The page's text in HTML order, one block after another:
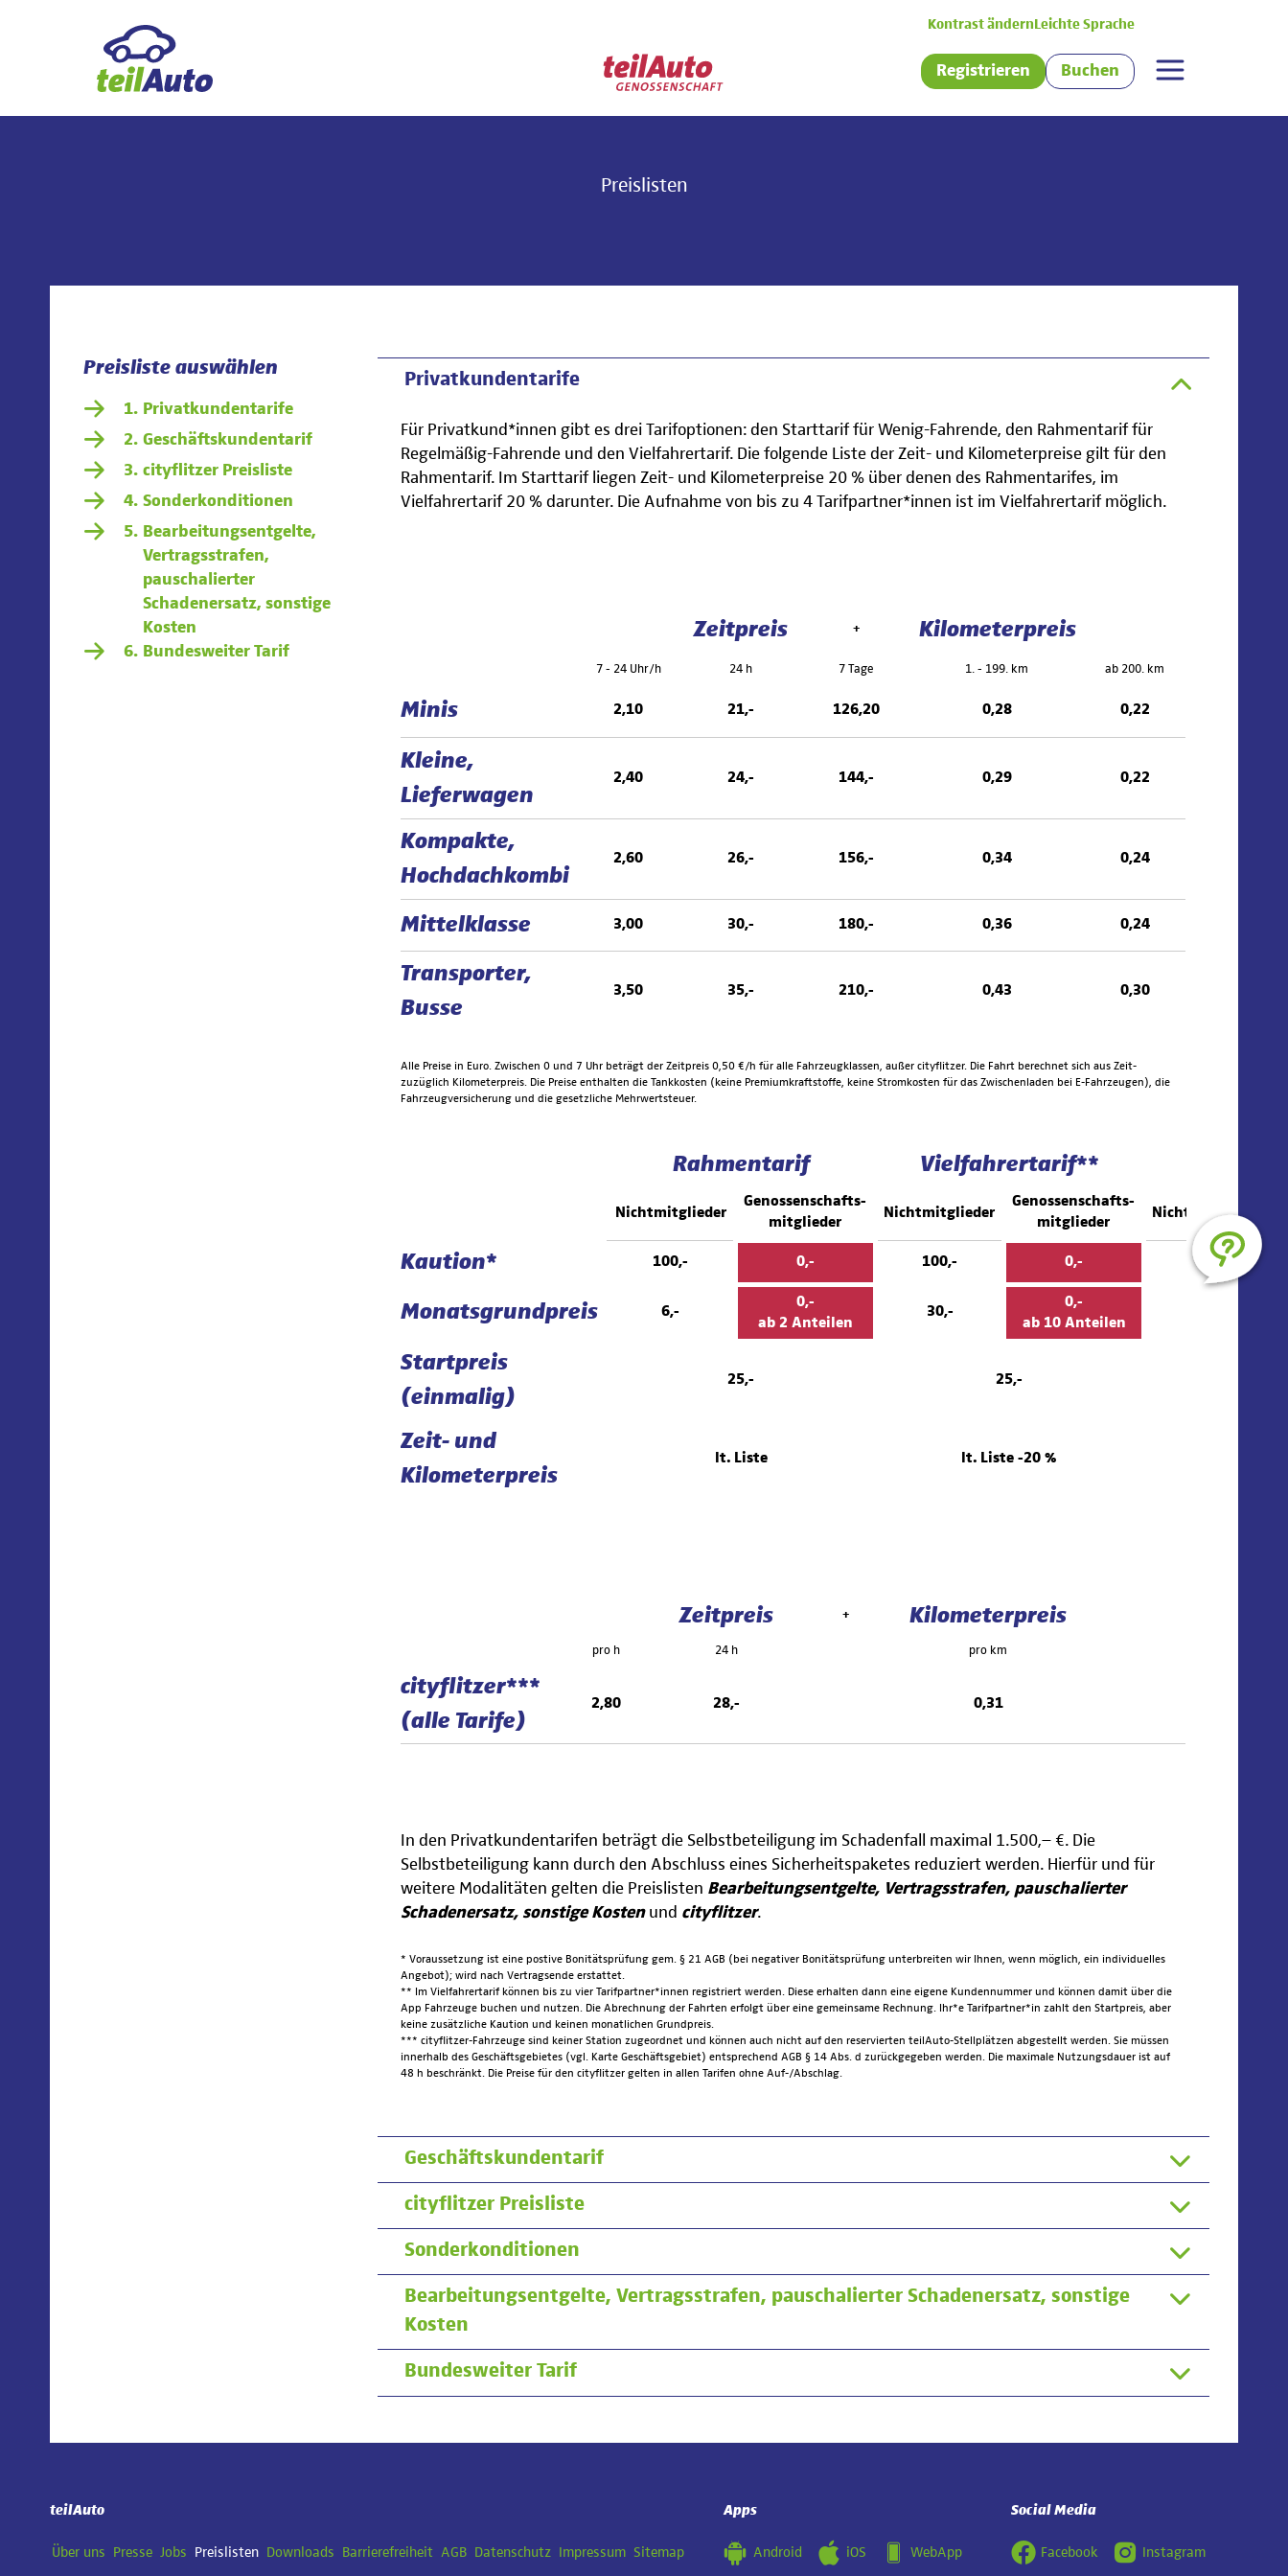
Kontrast ändern Leichte Sprache
Registrieren Buchen
Preislisten
Preisliste auswählen
Privatkundentarife
Geschäftskundentarif
cityflitzer Preisliste
Sonderkonditionen
Bearbeitungsentgelte,
Vertragsstrafen,
pauschalierter
Schadenersatz, sonstige
Kosten
Bundesweiter Tarif
Privatkundentarife
Für Privatkund*innen gibt es drei Tarifoptionen: den Starttarif für Wenig-Fahrende, den Rahmentarif für
Regelmäßig-Fahrende und den Vielfahrertarif. Die folgende Liste der Zeit- und Kilometerpreise gilt für den
Rahmentarif. Im Starttarif liegen Zeit- und Kilometerpreise 20 % über denen des Rahmentarifes, im
Vielfahrertarif 20 % darunter. Die Aufnahme von bis zu 4 Tarifpartner*innen ist im Vielfahrertarif möglich.
Zeitpreis + Kilometerpreis
7 - 24 Uhr/h 24 h 7 Tage 1. - 199. km ab 200. km
Minis 2,10 21,- 126,20 0,28 0,22
Kleine,
Lieferwagen
2,40 24,- 144,- 0,29 0,22
Kompakte,
Hochdachkombi
2,60 26,- 156,- 0,34 0,24
Mittelklasse 3,00 30,- 180,- 0,36 0,24
Transporter,
Busse
3,50 35,- 210,- 0,43 0,30
Alle Preise in Euro. Zwischen 0 und 7 Uhr beträgt der Zeitpreis 0,50 €/h für alle Fahrzeugklassen, außer cityflitzer. Die Fahrt berechnet sich aus Zeit-
zuzüglich Kilometerpreis. Die Preise enthalten die Tankkosten (keine Premiumkraftstoffe, keine Stromkosten für das Zwischenladen bei E-Fahrzeugen), die
Fahrzeugversicherung und die gesetzliche Mehrwertsteuer.
Rahmentarif Vielfahrertarif**
Nichtmitglieder
Genossenschafts-
mitglieder
Nichtmitglieder
Genossenschafts-
mitglieder
Nichtmitglieder
Kaution* 100,- 0,- 100,- 0,- 100,-
Monatsgrundpreis 6,-
0,-
ab 2 Anteilen
30,-
0,-
ab 10 Anteilen
Startpreis
(einmalig)
25,- 25,-
Zeit- und
Kilometerpreis
lt. Liste lt. Liste -20 %
Zeitpreis + Kilometerpreis
pro h 24 h pro km
cityflitzer***
(alle Tarife)
2,80 28,- 0,31
In den Privatkundentarifen beträgt die Selbstbeteiligung im Schadenfall maximal 1.500,– €. Die
Selbstbeteiligung kann durch den Abschluss eines Sicherheitspaketes reduziert werden. Hierfür und für
weitere Modalitäten gelten die Preislisten Bearbeitungsentgelte, Vertragsstrafen, pauschalierter
Schadenersatz, sonstige Kosten und cityflitzer.
* Voraussetzung ist eine postive Bonitätsprüfung gem. § 21 AGB (bei negativer Bonitätsprüfung unterbreiten wir Ihnen, wenn möglich, ein individuelles
Angebot); wird nach Vertragsende erstattet.
** Im Vielfahrertarif können bis zu vier Tarifpartner*innen registriert werden. Diese erhalten dann eine eigene Kundennummer und können damit über die
App Fahrzeuge buchen und nutzen. Die Abrechnung der Fahrten erfolgt über eine gemeinsame Rechnung. Ihr*e Tarifpartner*in zahlt den Startpreis, aber
keine zusätzliche Kaution und keinen monatlichen Grundpreis.
*** cityflitzer-Fahrzeuge sind keiner Station zugeordnet und können auch nicht auf den reservierten teilAuto-Stellplätzen abgestellt werden. Sie müssen
innerhalb des Geschäftsgebietes (vgl. Karte Geschäftsgebiet) entsprechend AGB § 14 Abs. d zurückgegeben werden. Die maximale Nutzungsdauer ist auf
48 h beschränkt. Die Preise für den cityflitzer gelten in allen Tarifen ohne Auf-/Abschlag.
Geschäftskundentarif
cityflitzer Preisliste
Sonderkonditionen
Bearbeitungsentgelte, Vertragsstrafen, pauschalierter Schadenersatz, sonstige
Kosten
Bundesweiter Tarif
teilAuto
Navigation
Über uns Presse Jobs Preislisten Downloads Barrierefreiheit AGB Datenschutz Impressum Sitemap
Apps
Android iOS WebApp
Social Media
Facebook Instagram